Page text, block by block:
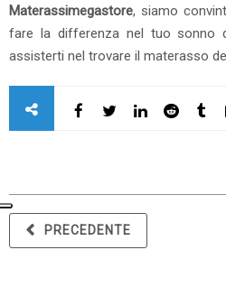
Materassimegastore, siamo
fare la differenza nel tuo sonno
assisterti nel trovare il materasso
PRECEDENTE